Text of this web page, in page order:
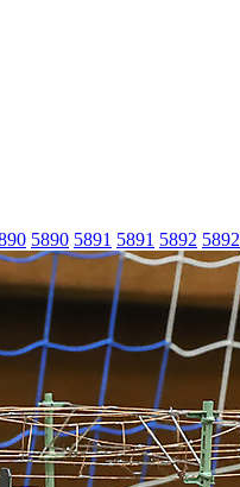
5890 5891 5891 5892 5892